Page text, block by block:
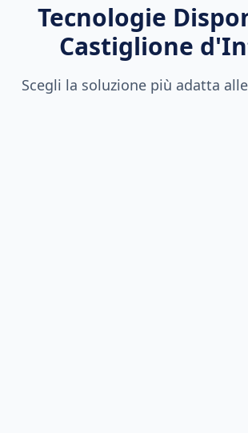
Tecnologie
Castiglione
Scegli la soluzione più adatta